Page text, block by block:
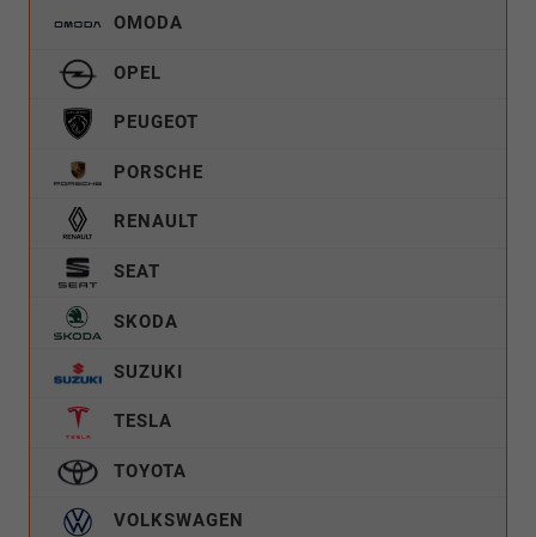
OMODA
OPEL
PEUGEOT
PORSCHE
RENAULT
SEAT
SKODA
SUZUKI
TESLA
TOYOTA
VOLKSWAGEN